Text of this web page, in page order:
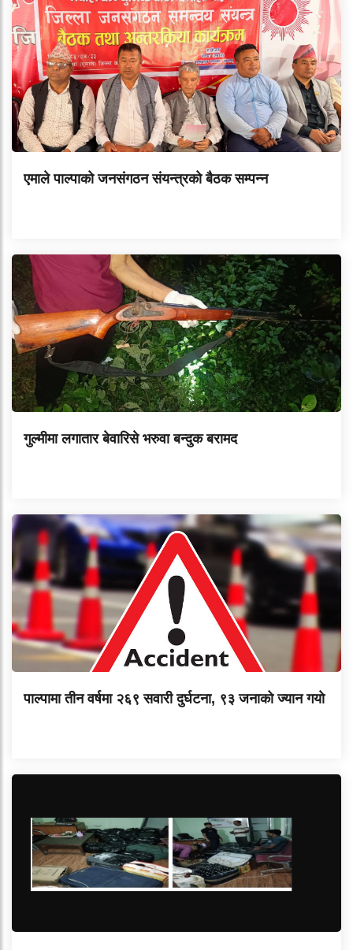
एमाले पाल्पाको जनसंगठन संयन्त्रको बैठक सम्पन्न
गुल्मीमा लगातार बेवारिसे भरुवा बन्दुक बरामद
पाल्पामा तीन वर्षमा २६९ सवारी दुर्घटना, ९३ जनाको ज्यान गयाे